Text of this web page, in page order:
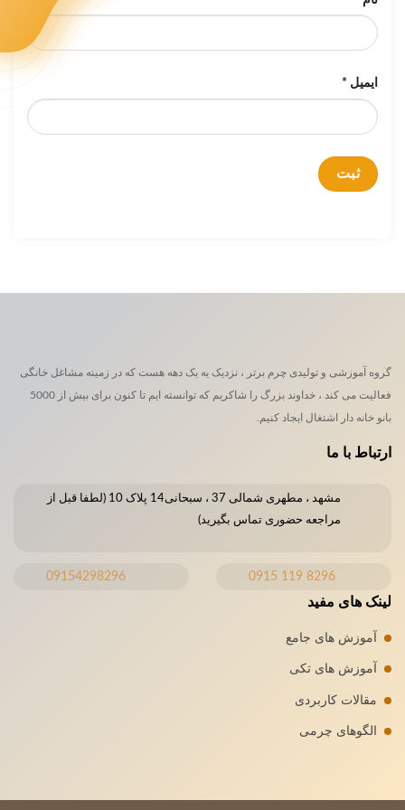
ایمیل *
گروه آموزشی و تولیدی چرم برتر ، نزدیک یه یک دهه هست که در زمینه مشاغل خانگی
فعالیت می کند ، خداوند بزرگ را شاکریم که توانسته ایم تا کنون برای بیش از 5000
بانو خانه دار اشتغال ایجاد کنیم.
ارتباط با ما
مشهد ، مطهری شمالی 37 ، سبحانی14 پلاک 10 (لطفا قبل از
مراجعه حضوری تماس بگیرید)
8296 119 0915
09154298296
لینک های مفید
آموزش های جامع
آموزش های تکی
مقالات کاربردی
الگوهای چرمی